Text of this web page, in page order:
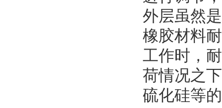
外层虽然
橡胶材料
工作时，
荷情况之
硫化硅等